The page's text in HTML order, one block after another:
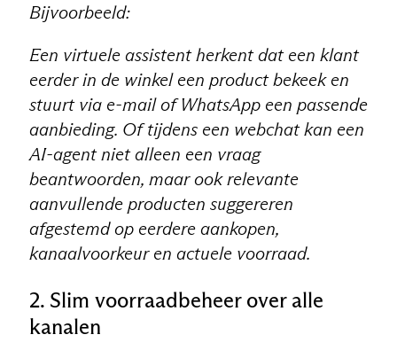
Bijvoorbeeld:
Een virtuele assistent herkent dat een klant
eerder in de winkel een product bekeek en
stuurt via e-mail of WhatsApp een passende
aanbieding. Of tijdens een webchat kan een
AI-agent niet alleen een vraag
beantwoorden, maar ook relevante
aanvullende producten suggereren
afgestemd op eerdere aankopen,
kanaalvoorkeur en actuele voorraad.
2. Slim voorraadbeheer over alle
kanalen
NL